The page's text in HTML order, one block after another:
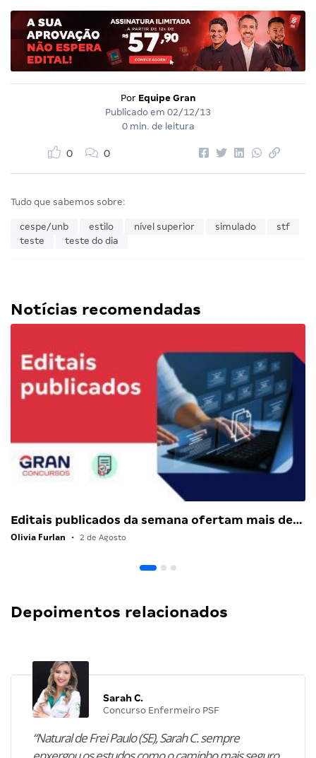
Por Equipe Gran
Publicado em 02/12/13
0 min. de leitura
0 0
Tudo que sabemos sobre:
cespe/unb estilo nível superior simulado
stf
teste
teste do dia
Notícias recomendadas
Editais publicados da semana ofertam mais de…
Olivia Furlan • 2 de Agosto
Depoimentos relacionados
Sarah C.
Concurso Enfermeiro PSF
“Natural de Frei Paulo (SE), Sarah C. sempre